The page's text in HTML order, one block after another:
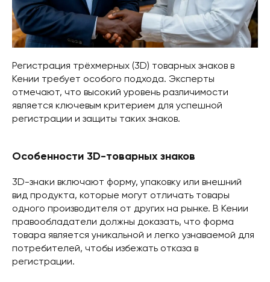
Регистрация трёхмерных (3D) товарных знаков в
Кении требует особого подхода. Эксперты
отмечают, что высокий уровень различимости
является ключевым критерием для успешной
регистрации и защиты таких знаков.
Особенности 3D-товарных знаков
3D-знаки включают форму, упаковку или внешний
вид продукта, которые могут отличать товары
одного производителя от других на рынке. В Кении
правообладатели должны доказать, что форма
товара является уникальной и легко узнаваемой для
потребителей, чтобы избежать отказа в
регистрации.